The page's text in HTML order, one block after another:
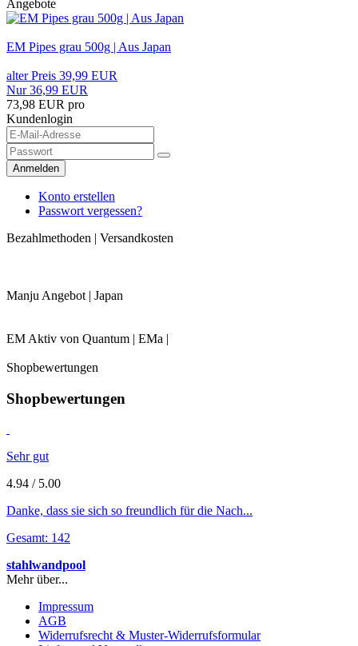
Angebote
EM Pipes grau 500g | Aus Japan
alter Preis 39,99 EUR
Nur 36,99 EUR
73,98 EUR pro
Kundenlogin
Anmelden
Konto erstellen
Passwort vergessen?
Bezahlmethoden | Versandkosten
Manju Angebot | Japan
EM Aktiv von Quantum | EMa |
Shopbewertungen
Shopbewertungen
Sehr gut
4.94 / 5.00
Danke, dass sie sich so freundlich für die Nach...
Gesamt: 142
stahlwandpool
Mehr über...
Impressum
AGB
Widerrufsrecht & Muster-Widerrufsformular